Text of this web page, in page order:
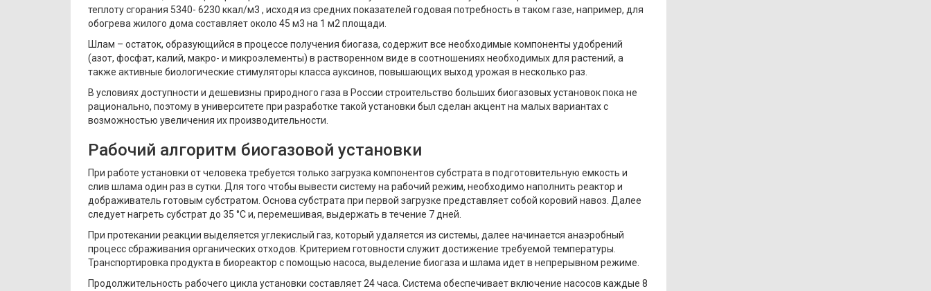
теплоту сгорания 5340- 6230 ккал/м3 , исходя из средних показателей годовая потребность в таком газе, например, для
обогрева жилого дома составляет около 45 м3 на 1 м2 площади.
Шлам – остаток, образующийся в процессе получения биогаза, содержит все необходимые компоненты удобрений
(азот, фосфат, калий, макро- и микроэлементы) в растворенном виде в соотношениях необходимых для растений, а
также активные биологические стимуляторы класса ауксинов, повышающих выход урожая в несколько раз.
В условиях доступности и дешевизны природного газа в России строительство больших биогазовых установок пока не
рационально, поэтому в университете при разработке такой установки был сделан акцент на малых вариантах с
возможностью увеличения их производительности.
Рабочий алгоритм биогазовой установки
При работе установки от человека требуется только загрузка компонентов субстрата в подготовительную емкость и
слив шлама один раз в сутки. Для того чтобы вывести систему на рабочий режим, необходимо наполнить реактор и
дображиватель готовым субстратом. Основа субстрата при первой загрузке представляет собой коровий навоз. Далее
следует нагреть субстрат до 35 °С и, перемешивая, выдержать в течение 7 дней.
При протекании реакции выделяется углекислый газ, который удаляется из системы, далее начинается анаэробный
процесс сбраживания органических отходов. Критерием готовности служит достижение требуемой температуры.
Транспортировка продукта в биореактор с помощью насоса, выделение биогаза и шлама идет в непрерывном режиме.
Продолжительность рабочего цикла установки составляет 24 часа. Система обеспечивает включение насосов каждые 8